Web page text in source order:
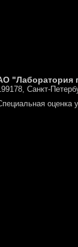
"Лаборатория
Санкт-
оценка